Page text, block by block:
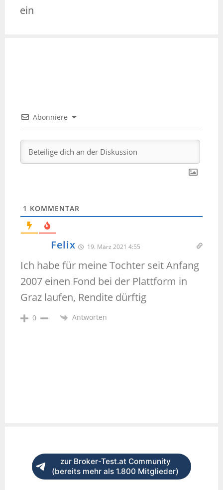
ein
Abonniere
1 KOMMENTAR
Felix 19. März 2021 4:55
Ich habe für meine Tochter seit Anfang
2007 einen Fond bei der Plattform in
Graz laufen, Rendite dürftig
0 Antworten
zur Broker-Test.at Community
(bereits mehr als 1.800 Mitglieder)